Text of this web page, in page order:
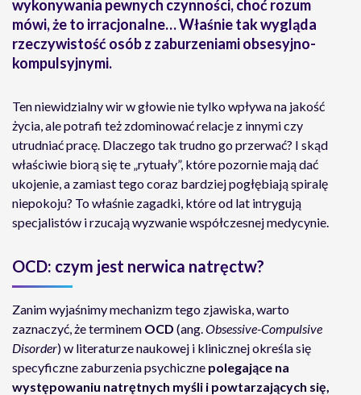
wykonywania pewnych czynności, choć rozum
mówi, że to irracjonalne… Właśnie tak wygląda
rzeczywistość osób z zaburzeniami obsesyjno-
kompulsyjnymi.
Ten niewidzialny wir w głowie nie tylko wpływa na jakość
życia, ale potrafi też zdominować relacje z innymi czy
utrudniać pracę. Dlaczego tak trudno go przerwać? I skąd
właściwie biorą się te „rytuały”, które pozornie mają dać
ukojenie, a zamiast tego coraz bardziej pogłębiają spiralę
niepokoju? To właśnie zagadki, które od lat intrygują
specjalistów i rzucają wyzwanie współczesnej medycynie.
OCD: czym jest nerwica natręctw?
Zanim wyjaśnimy mechanizm tego zjawiska, warto
zaznaczyć, że terminem OCD (ang.Obsessive-Compulsive
Disorder) w literaturze naukowej i klinicznej określa się
specyficzne zaburzenia psychiczne polegające na
występowaniu natrętnych myśli i powtarzających się,